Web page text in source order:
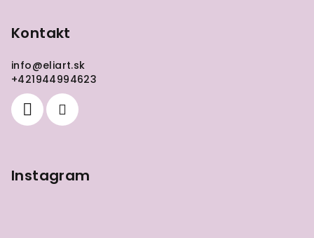
Kontakt
info@eliart.sk
+421944994623
Instagram